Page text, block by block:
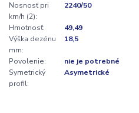
Nosnosť pri
km/h (2):
2240/50
Hmotnosť:
49,49
Výška dezénu
mm:
18,5
Povolenie:
nie je potrebné
Symetrický
profil:
Asymetrické